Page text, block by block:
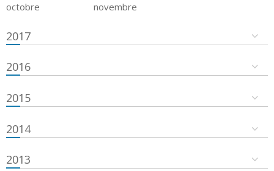
octobre
novembre
2017
2016
2015
2014
2013